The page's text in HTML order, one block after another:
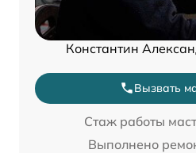
Константин
Вызвать
Стаж работы
Выполнено